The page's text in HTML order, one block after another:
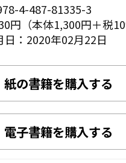
4-487-81335-3
円（本体1,300円＋税
日：2020年02月22日
紙の書籍を購入する
電子書籍を購入する